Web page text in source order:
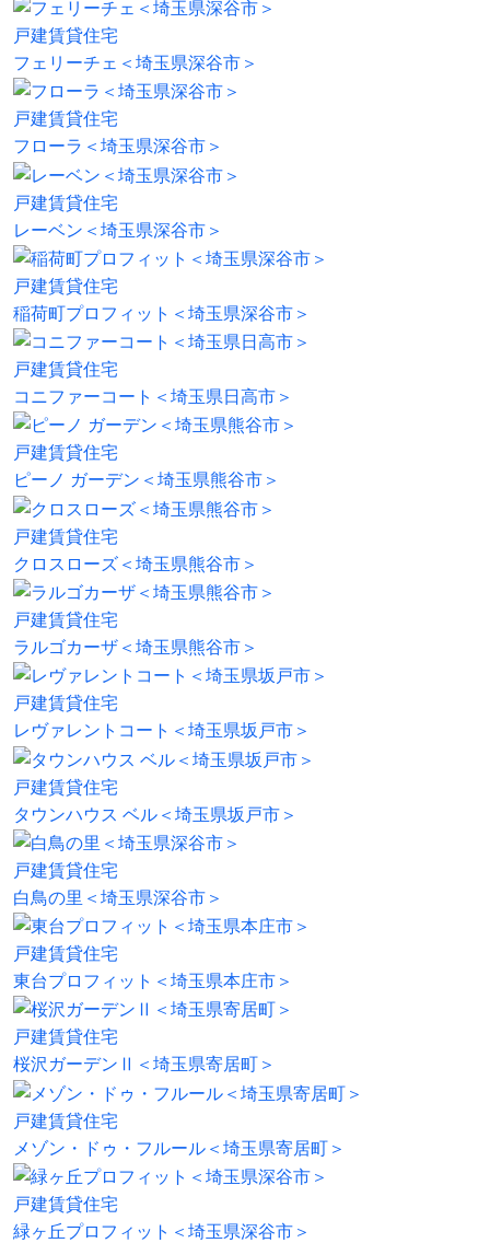
戸建賃貸住宅
フェリーチェ＜埼玉県深谷市＞
戸建賃貸住宅
フローラ＜埼玉県深谷市＞
戸建賃貸住宅
レーベン＜埼玉県深谷市＞
戸建賃貸住宅
稲荷町プロフィット＜埼玉県深谷市＞
戸建賃貸住宅
コニファーコート＜埼玉県日高市＞
戸建賃貸住宅
ピーノ ガーデン＜埼玉県熊谷市＞
戸建賃貸住宅
クロスローズ＜埼玉県熊谷市＞
戸建賃貸住宅
ラルゴカーザ＜埼玉県熊谷市＞
戸建賃貸住宅
レヴァレントコート＜埼玉県坂戸市＞
戸建賃貸住宅
タウンハウス ベル＜埼玉県坂戸市＞
戸建賃貸住宅
白鳥の里＜埼玉県深谷市＞
戸建賃貸住宅
東台プロフィット＜埼玉県本庄市＞
戸建賃貸住宅
桜沢ガーデンⅡ＜埼玉県寄居町＞
戸建賃貸住宅
メゾン・ドゥ・フルール＜埼玉県寄居町＞
戸建賃貸住宅
緑ヶ丘プロフィット＜埼玉県深谷市＞